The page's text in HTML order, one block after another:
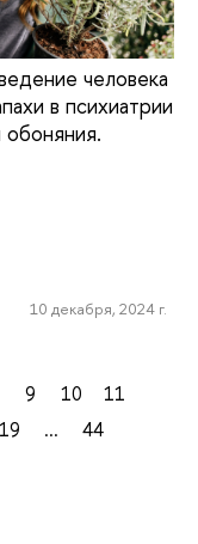
человека
в психиатрии
10 декабря, 2024 г.
9 10
11
19 ... 44